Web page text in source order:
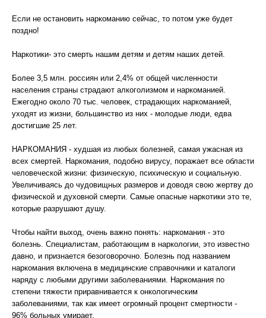
Если не остановить наркоманию сейчас, то потом уже будет
поздно!
Наркотики- это смерть нашим детям и детям наших детей.
Более 3,5 млн. россиян или 2,4% от общей численности
населения страны страдают алкоголизмом и наркоманией.
Ежегодно около 70 тыс. человек, страдающих наркоманией,
уходят из жизни, большинство из них - молодые люди, едва
достигшие 25 лет.
НАРКОМАНИЯ - худшая из любых болезней, самая ужасная из
всех смертей. Наркомания, подобно вирусу, поражает все области
человеческой жизни: физическую, психическую и социальную.
Увеличиваясь до чудовищных размеров и доводя свою жертву до
физической и духовной смерти. Самые опасные наркотики это те,
которые разрушают душу.
Чтобы найти выход, очень важно понять: наркомания - это
болезнь. Специалистам, работающим в наркологии, это известно
давно, и признается безоговорочно. Болезнь под названием
наркомания включена в медицинские справочники и каталоги
наряду с любыми другими заболеваниями. Наркомания по
степени тяжести приравнивается к онкологическим
заболеваниями, так как имеет огромный процент смертности -
96% больных умирает.